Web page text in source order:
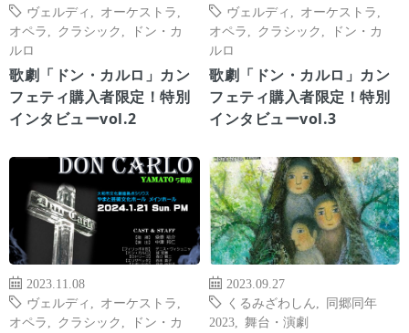
ヴェルディ
オーケストラ
オペラ
クラシック
ドン・カ
ルロ
歌劇「ドン・カルロ」カン
フェティ購入者限定！特別
インタビューvol.2
ヴェルディ
オーケストラ
オペラ
クラシック
ドン・カ
ルロ
歌劇「ドン・カルロ」カン
フェティ購入者限定！特別
インタビューvol.3
2023.11.08
ヴェルディ
オーケストラ
オペラ
クラシック
ドン・カ
2023.09.27
くるみざわしん
同郷同年
2023
舞台・演劇